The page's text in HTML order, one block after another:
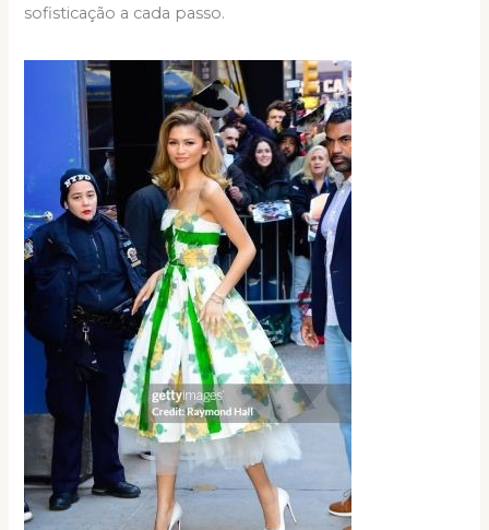
sofisticação a cada passo.